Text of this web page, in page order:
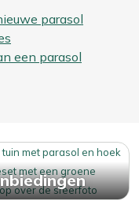
parasol
een parasol